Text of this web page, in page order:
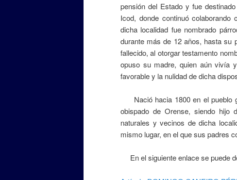
pensión del Estado y fue
Icod, donde continuó
dicha localidad fue nombrado
durante más de 12 años, hasta su
fallecido, al otorgar testamento
opuso su madre, quien aún vivía
favorable y la nulidad de dicha
Nació hacia 1800 en el pueblo
obispado de Orense, siendo hijo
naturales y vecinos de dicha
mismo lugar, en el que sus padres
En el siguiente enlace se puede